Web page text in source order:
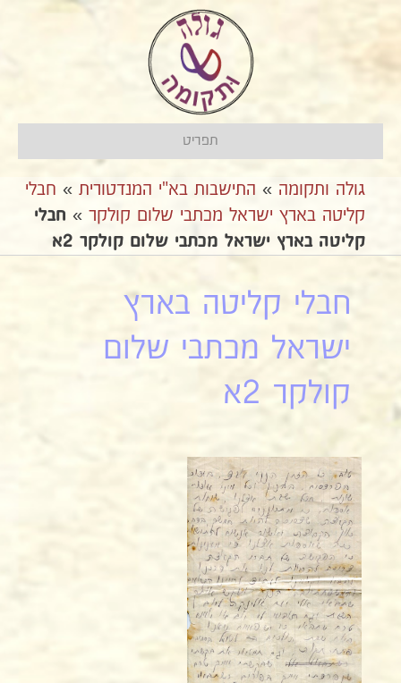
תפריט
גולה ותקומה » התישבות בא"י המנדטורית » חבלי
קליטה בארץ ישראל מכתבי שלום קולקר » חבלי
קליטה בארץ ישראל מכתבי שלום קולקר 2א
חבלי קליטה בארץ
ישראל מכתבי שלום
קולקר 2א